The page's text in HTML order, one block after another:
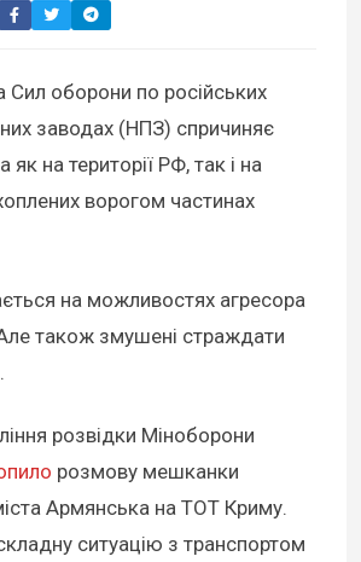
Сил оборони по російських
заводах (НПЗ) спричиняє
як на території РФ, так і на
ворогом частинах
на можливостях агресора
також змушені страждати
розвідки Міноборони
розмову мешканки
Армянська на ТОТ Криму.
ситуацію з транспортом